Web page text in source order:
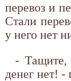
перевоз и
Стали
у него нет
- Тащите,
денег нет! -